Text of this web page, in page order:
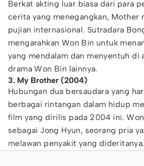
Berkat akting luar biasa dari para
cerita yang menegangkan, Mother
pujian internasional. Sutradara
mengarahkan Won Bin untuk
yang mendalam dan menyentuh di
drama Won Bin lainnya.
3. My Brother (2004)
Hubungan dua bersaudara yang
berbagai rintangan dalam hidup
film yang dirilis pada 2004 ini.
sebagai Jong Hyun, seorang pria
melawan penyakit yang dideritanya.